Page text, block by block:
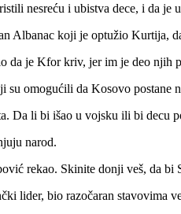
nesreću i ubistva dece, i da
Albanac koji je optužio Kurtija,
da je Kfor kriv, jer im je deo njih
omogućili da Kosovo postane
Da li bi išao u vojsku ili bi decu
narod.
rekao. Skinite donji veš, da
lider, bio razočaran stavovima